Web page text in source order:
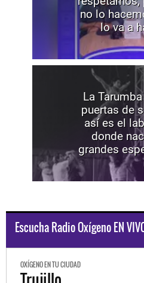
no lo
lo va a
La
puertas de
así es el
donde
grandes
Escucha Radio Oxígeno EN
OXÍGENO EN TU CIUDAD